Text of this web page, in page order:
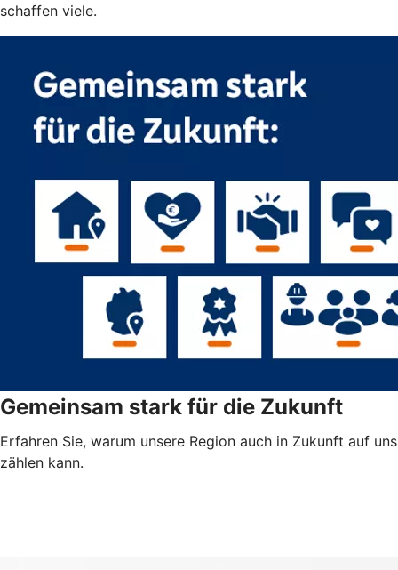
schaffen viele.
Gemeinsam stark für die Zukunft
Erfahren Sie, warum unsere Region auch in Zukunft auf uns
zählen kann.